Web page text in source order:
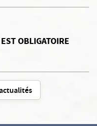
OBLIGATOIRE